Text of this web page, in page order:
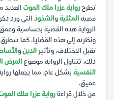
تطرحرواية عزرا ملك الموت العديد
قضيةالمثليةوالشذوذ التي ورد
الرواية هذه القضية بحساسية
ونظرته إلى هذه القضايا. كما تتطرق
تقبل الاختلاف، وتأثير الدينو
ذلك، تتناول الرواية موضوع المرض
النفسية بشكل عام، مما يجعلها
عميق.
من خلال قراءةرواية عزرا ملك